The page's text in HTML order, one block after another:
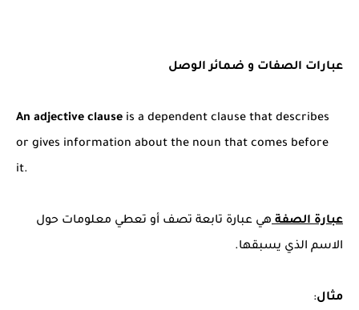
عبارات الصفات و ضمائر الوصل
An adjective clause is a dependent clause that describes
or gives information about the noun that comes before
it.
عبارة الصفةهي عبارة تابعة تصف أو تعطي معلومات حول
الاسم الذي يسبقها.
مثال: